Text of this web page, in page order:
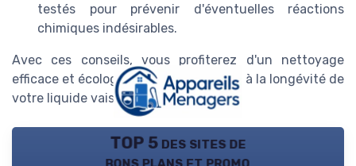
testés pour prévenir d'éventuelles réactions
chimiques indésirables.
Avec ces conseils, vous profiterez d'un nettoyage
efficace et écologique, tout en veillant à la longévité de
votre liquide vaisselle maison !
TOP 5 des sites de